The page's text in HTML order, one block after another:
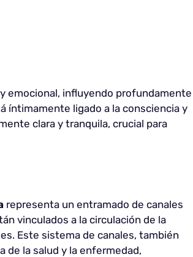
emocional, influyendo profundamente
íntimamente ligado a la consciencia y
clara y tranquila, crucial para
representa un entramado de canales
vinculados a la circulación de la
Este sistema de canales, también
de la salud y la enfermedad,